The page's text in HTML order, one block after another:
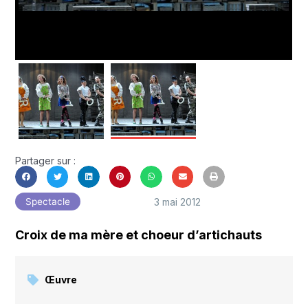
Partager sur :
Spectacle 3 mai 2012
Croix de ma mère et choeur d’artichauts
Œuvre